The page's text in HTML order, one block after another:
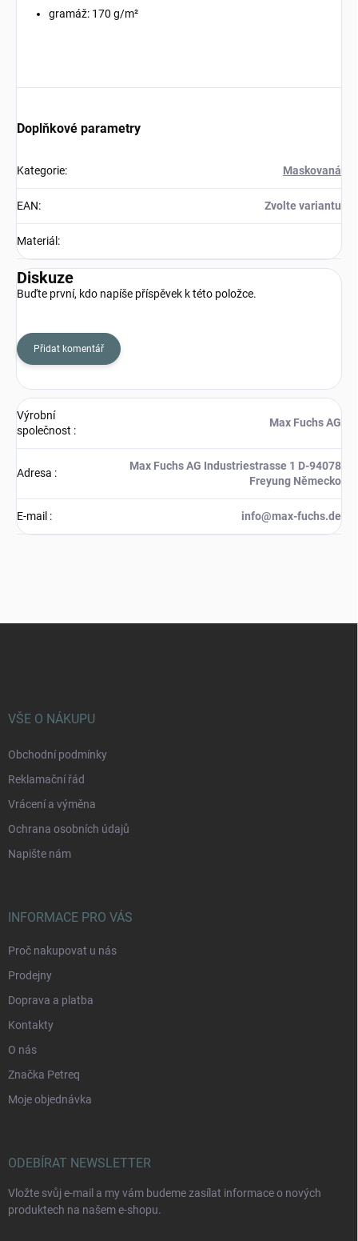
gramáž: 170 g/m²
Doplňkové parametry
Kategorie: Maskovaná
EAN: Zvolte variantu
Materiál :
Diskuze
Buďte první, kdo napíše příspěvek k této položce.
Přidat komentář
Výrobní
společnost :
Max Fuchs AG
Adresa :
Max Fuchs AG Industriestrasse 1 D-94078
Freyung Německo
E-mail : info@max-fuchs.de
VŠE O NÁKUPU
Obchodní podmínky
Reklamační řád
Vrácení a výměna
Ochrana osobních údajů
Napište nám
INFORMACE PRO VÁS
Proč nakupovat u nás
Prodejny
Doprava a platba
Kontakty
O nás
Značka Petreq
Moje objednávka
ODEBÍRAT NEWSLETTER
Vložte svůj e-mail a my vám budeme zasílat informace o nových
produktech na našem e-shopu.